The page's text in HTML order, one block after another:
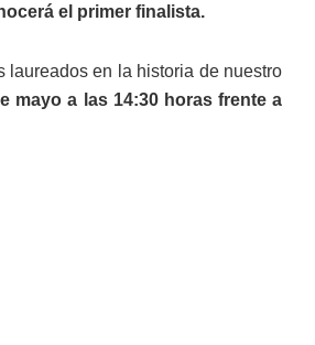
el primer finalista.
laureados en la historia de nuestro
mayo a las 14:30 horas frente a